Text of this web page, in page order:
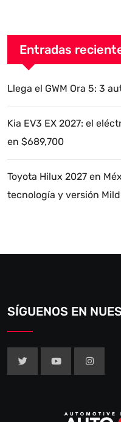
Entradas
Llega el GWM Ora 5: 3
Kia EV3 EX 2027: el
en $689,700
Toyota Hilux 2027 en
tecnología y versión
SÍGUENOS EN